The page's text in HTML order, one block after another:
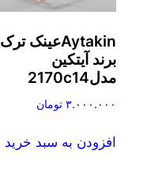
Aytakinعینک ترک
برند آیتکین
مدل2170c14
۳.۰۰۰.۰۰۰ تومان
افزودن به سبد خرید